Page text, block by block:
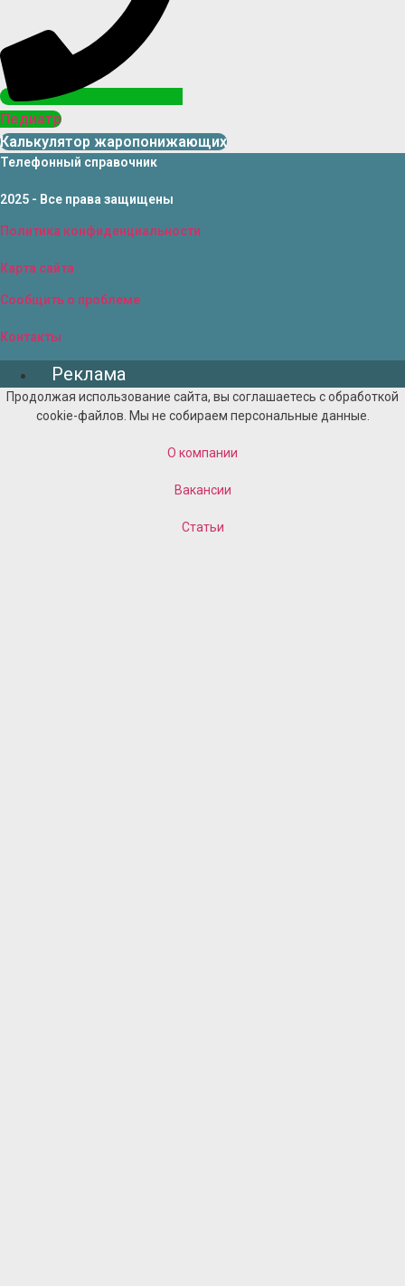
Педиатр
Калькулятор жаропонижающих
Телефонный справочник
2025 - Все права защищены
Политика конфиденциальности
Карта сайта
Сообщить о проблеме
Контакты
Реклама
Продолжая использование сайта, вы соглашаетесь с обработкой
cookie-файлов. Мы не собираем персональные данные.
О компании
Вакансии
Статьи